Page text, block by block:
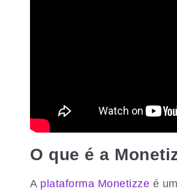
O que é a
A plataforma Monetizze é